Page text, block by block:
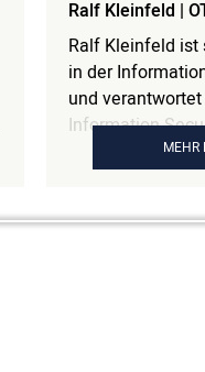
Ralf Kleinfeld |
Ralf Kleinfeld ist
in der
und
Information
Security-
Co KGaA. Er
und setzt auf
MEHR